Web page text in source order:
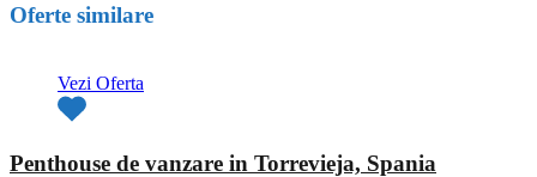
Oferte similare
Vezi Oferta
Penthouse de vanzare in Torrevieja, Spania